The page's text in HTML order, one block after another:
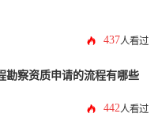
437人看过
勘察资质申请的流程有哪些
442人看过